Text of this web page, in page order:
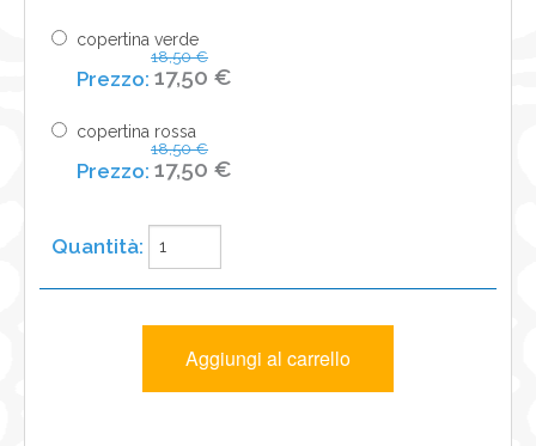
copertina verde
18,50 €
17,50 €
copertina rossa
18,50 €
17,50 €